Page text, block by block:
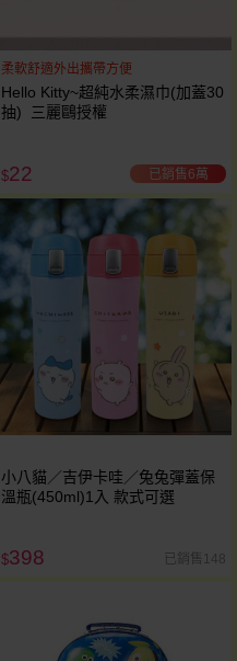
柔軟舒適外出攜帶方便
Hello Kitty~超純水柔濕巾(加蓋30
抽) 三麗鷗授權
$22 已銷售6萬
小八貓／吉伊卡哇／兔兔彈蓋保
溫瓶(450ml)1入 款式可選
$398 已銷售148